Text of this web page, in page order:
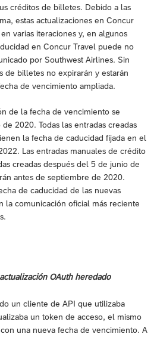
créditos de billetes. Debido a las
estas actualizaciones en Concur
varias iteraciones y, en algunos
en Concur Travel puede no
por Southwest Airlines. Sin
de billetes no expirarán y estarán
de vencimiento ampliada.
de la fecha de vencimiento se
2020. Todas las entradas creadas
la fecha de caducidad fijada en el
Las entradas manuales de crédito
creadas después del 5 de junio de
antes de septiembre de 2020.
de caducidad de las nuevas
la comunicación oficial más reciente
OAuth heredado
un cliente de API que utilizaba
un token de acceso, el mismo
una nueva fecha de vencimiento. A